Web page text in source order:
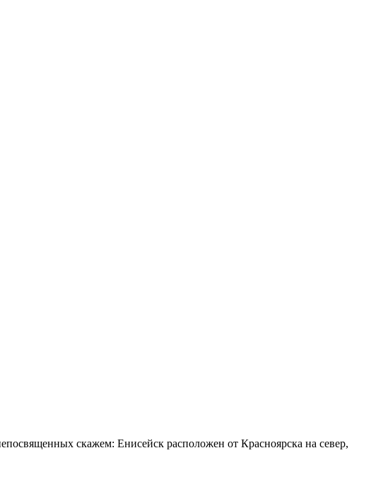
скажем: Енисейск расположен от Красноярска на север,